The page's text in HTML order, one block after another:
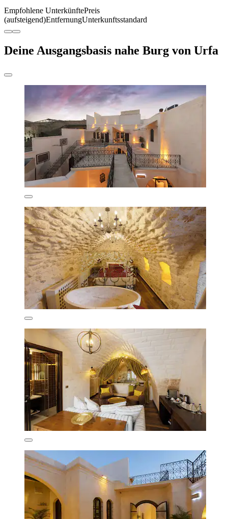
Empfohlene UnterkünftePreis
(aufsteigend)EntfernungUnterkunftsstandard
Deine Ausgangsbasis nahe Burg von Urfa